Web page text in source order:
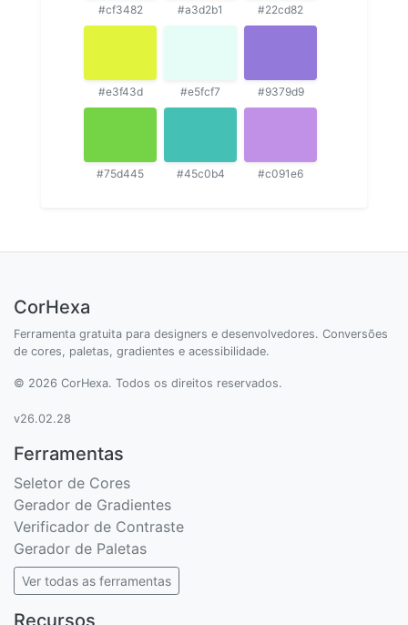
#cf3482 #a3d2b1 #22cd82
#e3f43d #e5fcf7 #9379d9
#75d445 #45c0b4 #c091e6
CorHexa
Ferramenta gratuita para designers e desenvolvedores. Conversões
de cores, paletas, gradientes e acessibilidade.
© 2026 CorHexa. Todos os direitos reservados.
v26.02.28
Ferramentas
Seletor de Cores
Gerador de Gradientes
Verificador de Contraste
Gerador de Paletas
Ver todas as ferramentas
Recursos